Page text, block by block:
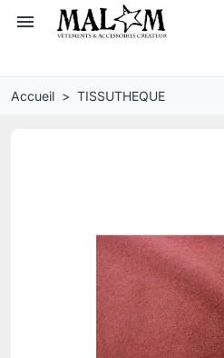
menu
Accueil TISSUTHEQUE